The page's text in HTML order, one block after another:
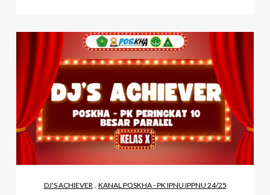
DJ'S ACHIEVER , KANAL POSKHA - PK IPNU IPPNU 24/25